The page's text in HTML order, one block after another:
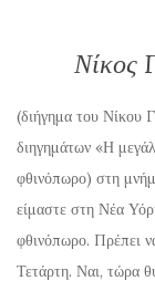
Νίκος
(διήγημα του Νίκου
διηγημάτων «Η
φθινόπωρο) στη
είμαστε στη Νέα
φθινόπωρο. Πρέπει
Τετάρτη. Ναι, τώρα